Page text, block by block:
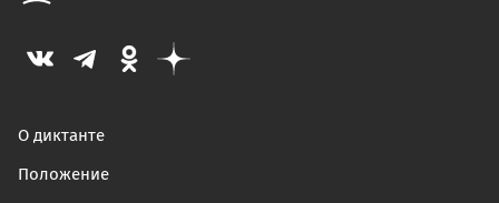
О диктанте
Положение